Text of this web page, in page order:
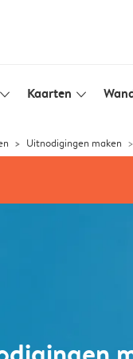
slim_arrow_down Kaarten slim_arrow_down
Uitnodigingen maken